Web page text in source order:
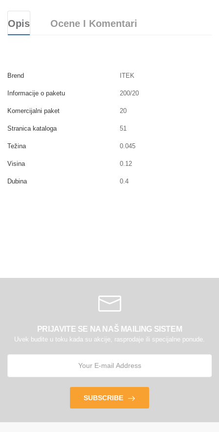
Opis Ocene I Komentari
Brend ITEK
Informacije o paketu 200/20
Komercijalni paket 20
Stranica kataloga 51
Težina 0.045
Visina 0.12
Dubina 0.4
PRIJAVITE SE NA NAŠ MAILING SISTEM
Uvek budite u toku kada su akcije, rasprodaje ili specijalne ponude.
SUBSCRIBE